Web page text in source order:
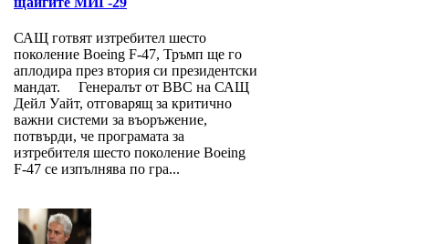
САЩ готвят изтребител шесто
поколение Boeing F-47, Тръмп ще го
аплодира през втория си президентски
мандат. Генералът от ВВС на САЩ
Дейл Уайт, отговарящ за критично
важни системи за въоръжение,
потвърди, че програмата за
изтребителя шесто поколение Boeing
F-47 се изпълнява по гра...